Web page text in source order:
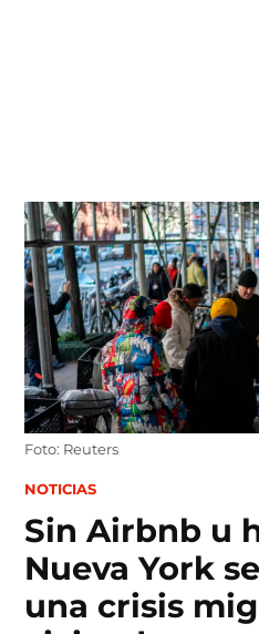
content
Foto: Reuters
POSTED
NOTICIAS
Sin Airbnb u
Nueva York
una crisis